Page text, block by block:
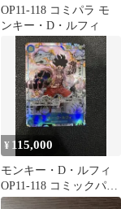
OP11-118 コミパラ モ
ンキー・D・ルフィ
¥ 115,000
モンキー・D・ルフィ
OP11-118 コミックパラ
レル